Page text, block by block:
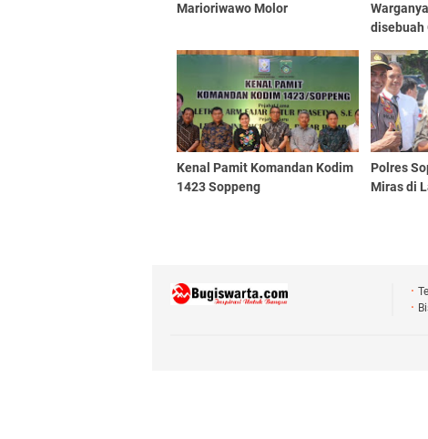
Marioriwawo Molor
disebuah
Kenal Pamit Komandan Kodim
1423 Soppeng
Polres
Miras di